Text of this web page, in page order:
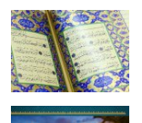
DİNİ BİLGİLER